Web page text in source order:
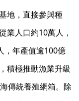
地，直接參與種
業人口約10萬人，
，年產值逾100億
積極推動漁業升級
傳統養殖網箱。除